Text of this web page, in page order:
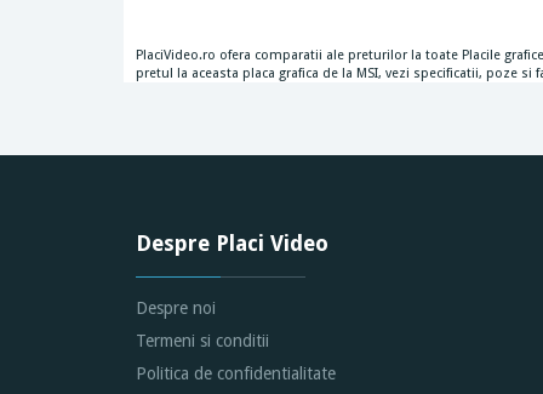
PlaciVideo.ro ofera comparatii ale preturilor la toate Placile
pretul la aceasta placa grafica de la MSI, vezi specificatii, poze
Despre Placi Video
Despre noi
Termeni si conditii
Politica de confidentialitate